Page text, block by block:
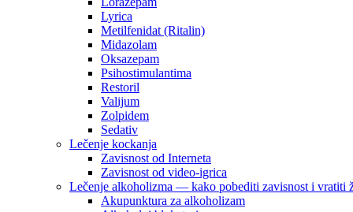
Lyrica
Metilfenidat (Ritalin)
Midazolam
Oksazepam
Psihostimulantima
Restoril
Valijum
Zolpidem
Sedativ
Lečenje kockanja
Zavisnost od Interneta
Zavisnost od video-igrica
Lečenje alkoholizma — kako pobediti zavisnost i vratiti
Akupunktura za alkoholizam